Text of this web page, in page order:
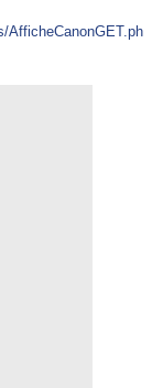
AfficheCanonGET.ph